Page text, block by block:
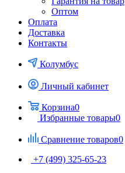
Оптом
Оплата
Доставка
Контакты
Колумбус
Личный кабинет
Корзина0
Избранные товары0
Сравнение товаров0
+7 (499) 325-65-23